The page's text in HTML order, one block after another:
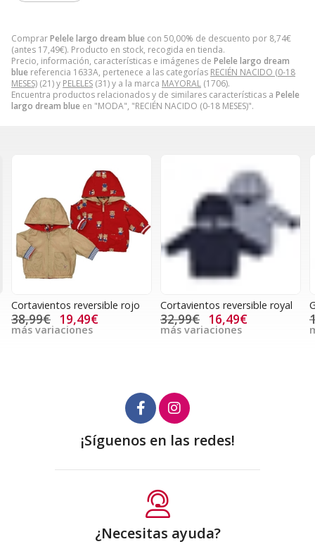
ComprarPelele largo dream blue con 50,00% de descuento por 8,74€
(antes 17,49€). Producto en stock, recogida en tienda.
Precio, información, características e imágenes de Pelele largo dream
blue referencia 1633A, pertenece a las categorías RECIÉN NACIDO (0-18
MESES) (21) y PELELES (31) y a la marca MAYORAL (1706).
Encuentra productos relacionados y de similares características a Pelele
largo dream blue en "MODA", "RECIÉN NACIDO (0-18 MESES)".
Cortavientos reversible rojo
38,99€ 19,49€
más variaciones
Cortavientos reversible royal
32,99€ 16,49€
más variaciones
¡Síguenos en las redes!
¿Necesitas ayuda?